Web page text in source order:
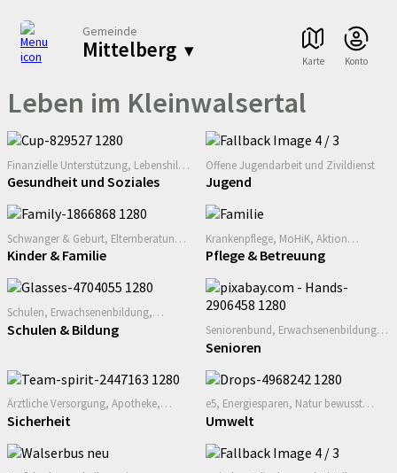
Gemeinde
Mittelberg ▾ Karte Konto
Leben im Kleinwalsertal
Finanzielle Unterstützung, Lebenshilfe,
AKS, IFS, Todesfall
Gesundheit und Soziales
Offene Jugendarbeit und Zivildienst
Jugend
Schwanger & Geburt, Elternberatung,
Kleinkindbetreuung, Kindergarten,
Kinder & Familie
Krankenpflege, MoHiK, Aktion
Lebensfroh, 24h-Betreuung, Hospiz
Pflege & Betreuung
Schulen, Erwachsenenbildung,
Beratungslehrerin
Schulen & Bildung
Seniorenbund, Erwachsenenbildung,
herz.com
Senioren
Ärztliche Versorgung, Apotheke,
Blaulichtorganisationen, Blackout
Sicherheit
e5, Energiesparen, Natur bewusst
erleben
Umwelt